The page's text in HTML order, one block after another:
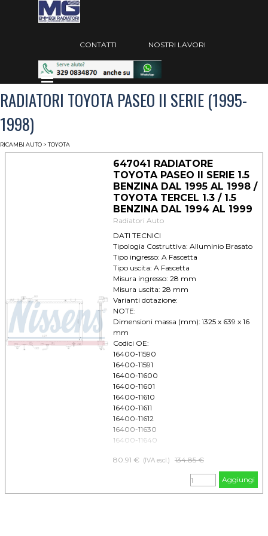
Vai ai contenuti
Salta menù
CONTATTI NOSTRI LAVORI
Salta menù
RADIATORI TOYOTA PASEO II SERIE (1995-
1998)
RICAMBI AUTO > TOYOTA
647041 RADIATORE
TOYOTA PASEO II SERIE 1.5
BENZINA DAL 1995 AL 1998 /
TOYOTA TERCEL 1.3 / 1.5
BENZINA DAL 1994 AL 1999
Radiatori Auto
DATI TECNICI
Tipologia Costruttiva: Alluminio Brasato
Tipo ingresso: A Fascetta
Tipo uscita: A Fascetta
Misura ingresso: 28 mm
Misura uscita: 28 mm
Varianti dotazione:
NOTE:
Dimensioni massa (mm): ì325 x 639 x 16
mm
Codici OE:
16400-11590
16400-11591
16400-11600
16400-11601
16400-11610
16400-11611
16400-11612
16400-11630
16400-11640
1640011820
1640011740
80.91 € (IVA escl.) Prezzo senza sconto
134.85 €
Aggiungi